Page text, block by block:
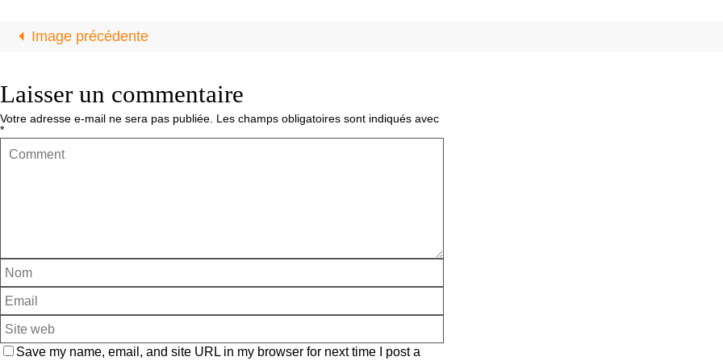
Image précédente
Laisser un commentaire
Votre adresse e-mail ne sera pas publiée. Les champs obligatoires sont indiqués avec
*
Save my name, email, and site URL in my browser for next time I post a